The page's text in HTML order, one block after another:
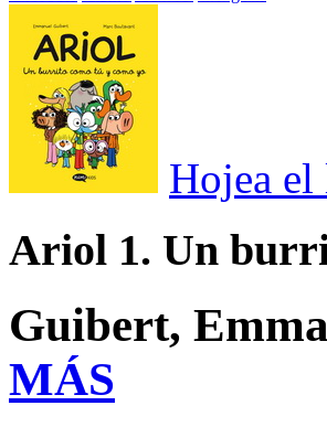
Hojea
Ariol 1. Un
Guibert,
MÁS